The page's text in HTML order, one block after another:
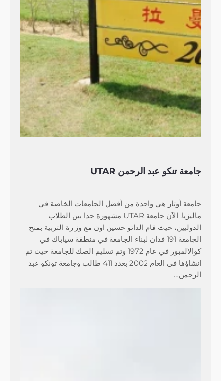
جامعة تنكو عبد الرحمن UTAR
جامعة أوتار هي واحدة من أفضل الجامعات الخاصة في
ماليزيا. الآن جامعة UTAR مشهورة جدا بين الطلاب
الدوليين، حيث قام الداتو حسين اون مع وزارة التربية بمنح
الجامعة 191 فدان لبناء الجامعة في منطقة سياباك في
كوالالمبور في عام 1972 وتم تسليم الصك للجامعة حيث تم
انشاؤها في العام 2002 بعدد 411 طالب وجامعة تونكو عبد
الرحمن…